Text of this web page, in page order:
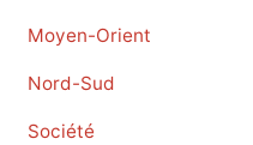
Moyen-Orient
Nord-Sud
Société